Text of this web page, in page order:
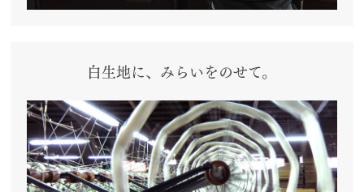
白生地に、みらいをのせて。